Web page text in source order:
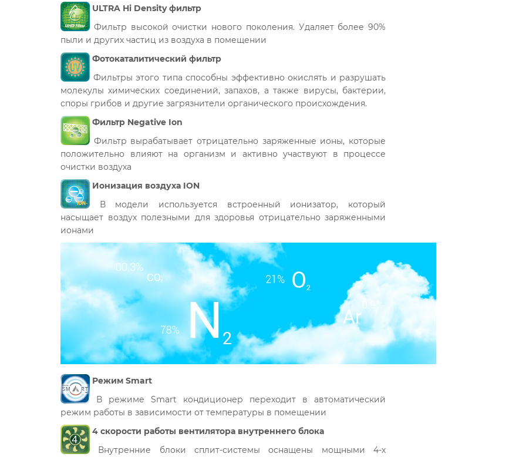
ULTRA Hi Density фильтр
Фильтр высокой очистки нового поколения. Удаляет более 90%
пыли и других частиц из воздуха в помещении
Фотокаталитический фильтр
Фильтры этого типа способны эффективно окислять и разрушать
молекулы химических соединений, запахов, а также вирусы, бактерии,
споры грибов и другие загрязнители органического происхождения.
Фильтр Negative Ion
Фильтр вырабатывает отрицательно заряженные ионы, которые
положительно влияют на организм и активно участвуют в процессе
очистки воздуха
Ионизация воздуха ION
В модели используется встроенный ионизатор, который
насыщает воздух полезными для здоровья отрицательно заряженными
ионами
Режим Smart
В режиме Smart кондиционер переходит в автоматический
режим работы в зависимости от температуры в помещении
4 скорости работы вентилятора внутреннего блока
Внутренние блоки сплит-системы оснащены мощными 4-х